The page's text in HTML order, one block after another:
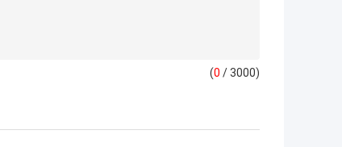
(0 / 3000)